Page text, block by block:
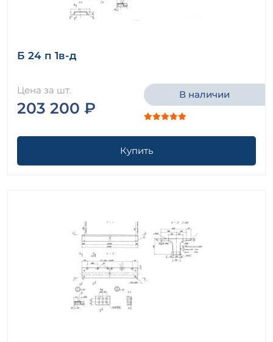
Б 24 п 1в-д
Цена за шт.
203 200 ₽
В наличии
Купить